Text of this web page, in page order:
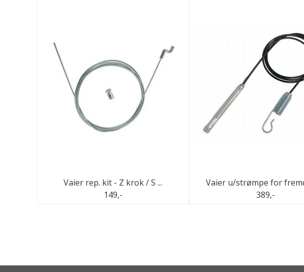
Vaier rep. kit - Z krok / S ...
149,-
Vaier u/strømpe for
389,-